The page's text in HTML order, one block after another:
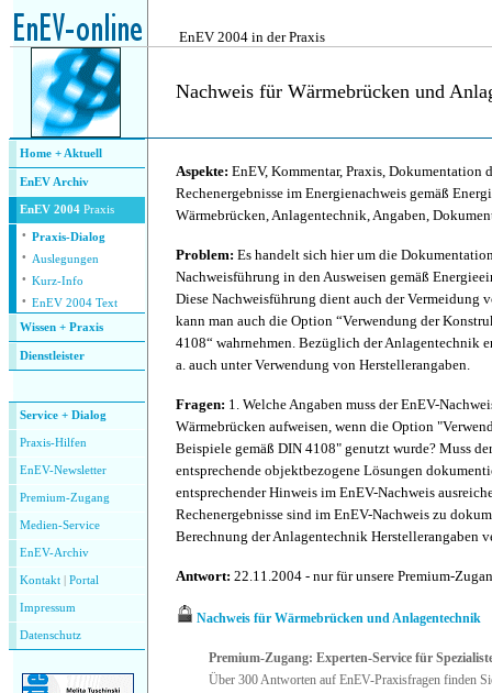
EnEV 2004 in der Praxis
Nachweis für Wärmebrücken und
Home + Aktuell
EnEV Archiv
EnEV 2004 Praxis
· Praxis-Dialog
· Auslegungen
· Kurz-Info
· EnEV 2004 Text
Wissen + Praxis
Dienstleister
Service + Dialog
Praxis-Hilfen
EnEV-Newsletter
Premium-Zugang
Medien-Service
EnEV-Archiv
Kontakt Portal
Impressum
Datenschutz
Aspekte: EnEV, Kommentar, Praxis, Dokumentation
Rechenergebnisse im Energienachweis gemäß
Wärmebrücken, Anlagentechnik, Angaben,
Problem: Es handelt sich hier um die
Nachweisführung in den Ausweisen gemäß
Diese Nachweisführung dient auch der Vermeidung
kann man auch die Option “Verwendung der
4108“ wahrnehmen. Bezüglich der Anlagentechnik
a. auch unter Verwendung von Herstellerangaben.
Fragen: 1. Welche Angaben muss der EnEV-
Wärmebrücken aufweisen, wenn die Option
Beispiele gemäß DIN 4108" genutzt wurde? Muss
entsprechende objektbezogene Lösungen
entsprechender Hinweis im EnEV-Nachweis
Rechenergebnisse sind im EnEV-Nachweis zu
Berechnung der Anlagentechnik Herstellerangaben
Antwort: 22.11.2004 - nur für unsere Premium-
Nachweis für Wärmebrücken und Anlagentechnik
Premium-Zugang: Experten-Service für
Über 300 Antworten auf EnEV-Praxisfragen finden